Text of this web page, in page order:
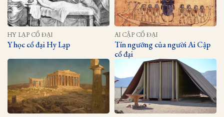
HY LẠP CỔ ĐẠI
Y học cổ đại Hy Lạp
AI CẬP CỔ ĐẠI
Tín ngưỡng của người Ai Cập
cổ đại